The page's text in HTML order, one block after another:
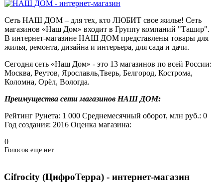
Сеть НАШ ДОМ – для тех, кто ЛЮБИТ свое жилье! Сеть
магазинов «Наш Дом» входит в Группу компаний "Ташир".
В интернет-магазине НАШ ДОМ представлены товары для
жилья, ремонта, дизайна и интерьера, для сада и дачи.
Сегодня сеть «Наш Дом» - это 13 магазинов по всей России:
Москва, Реутов, Ярославль,Тверь, Белгород, Кострома,
Коломна, Орёл, Вологда.
Преимущества сети магазинов НАШ ДОМ:
Рейтинг Рунета: 1 000 Среднемесячный оборот, млн руб.: 0
Год создания: 2016 Оценка магазина:
0
Голосов еще нет
Cifrocity (ЦифроТерра) - интернет-магазин